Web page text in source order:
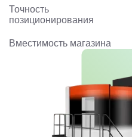
Точность
позиционирования
Вместимость магазина